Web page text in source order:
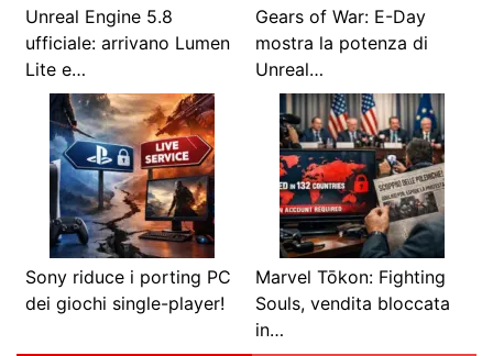
Unreal Engine 5.8
ufficiale: arrivano Lumen
Lite e…
Gears of War: E-Day
mostra la potenza di
Unreal…
Sony riduce i porting PC
dei giochi single-player!
Marvel Tōkon: Fighting
Souls, vendita bloccata
in…